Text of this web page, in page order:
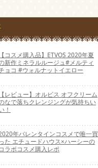
【コスメ購入品】ETVOS 2020年夏
新作ミネラルルージュ#メルティ
ョコ #ウォルナットイエロー
【レビュー】オルビス オフクリーム
なで落ちクレンジングが気持ちい
！
年バレンタインコスメで唯一買
った エチュードハウス×ハーシーの
コラボコスメ購入レポ